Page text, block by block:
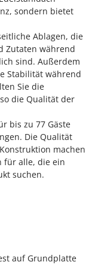
sondern bietet
Ablagen, die
Zutaten während
sind. Außerdem
Stabilität während
Sie die
die Qualität der
bis zu 77 Gäste
Die Qualität
machen
für alle, die ein
suchen.
auf Grundplatte